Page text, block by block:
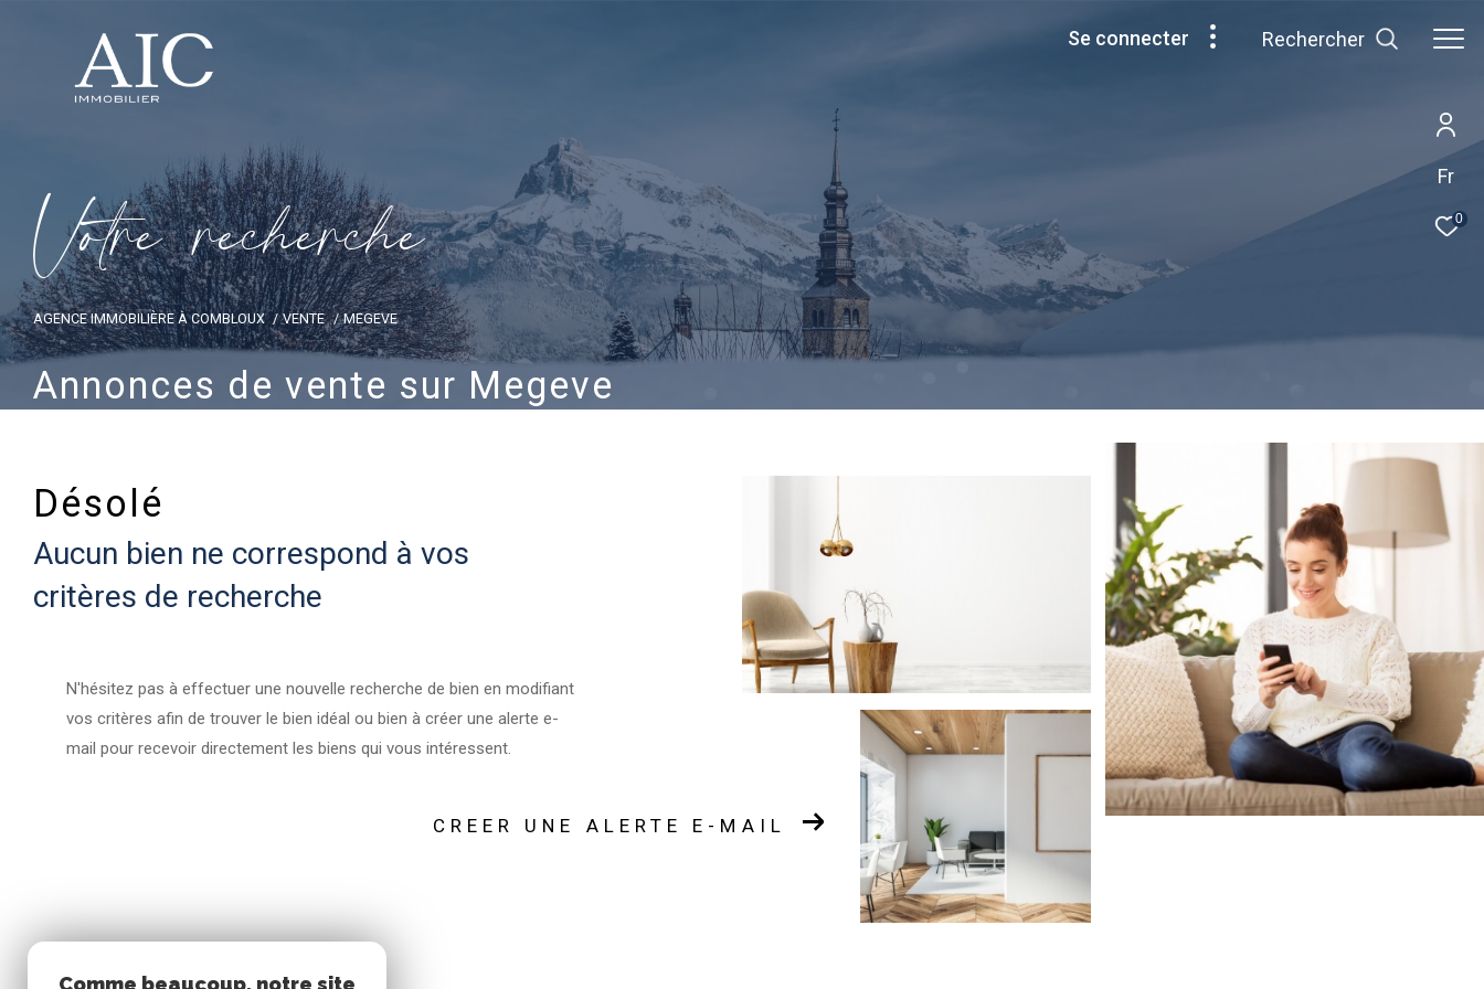
Fr
0
se connecter Rechercher
Votre recherche
AGENCE IMMOBILIÈRE À COMBLOUX VENTE MEGEVE
Annonces de vente sur Megeve
Désolé
Aucun bien ne correspond à vos
critères de recherche
N'hésitez pas à effectuer une nouvelle recherche de bien en modifiant
vos critères afin de trouver le bien idéal ou bien à créer une alerte e-
mail pour recevoir directement les biens qui vous intéressent.
CREER UNE ALERTE E-MAIL
Comme beaucoup, notre site